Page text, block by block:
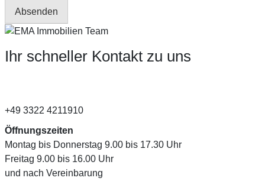
Absenden
Ihr schneller Kontakt zu uns
+49 3322 4211910
Öffnungszeiten
Montag bis Donnerstag 9.00 bis 17.30 Uhr
Freitag 9.00 bis 16.00 Uhr
und nach Vereinbarung